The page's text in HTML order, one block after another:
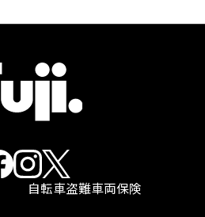
自転車盗難車両保険